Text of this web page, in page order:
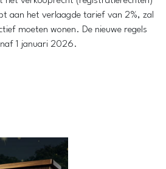
aan het verlaagde tarief van 2%, zal
moeten wonen. De nieuwe regels
1 januari 2026.